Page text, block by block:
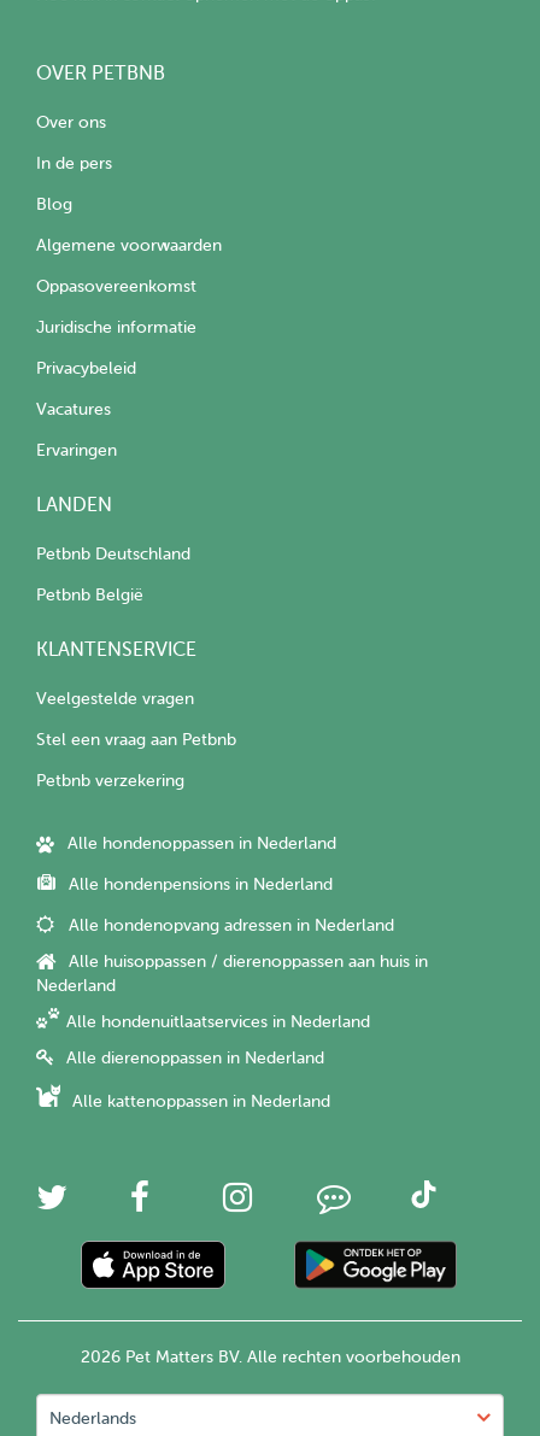
OVER PETBNB
Over ons
In de pers
Blog
Algemene voorwaarden
Oppasovereenkomst
Juridische informatie
Privacybeleid
Vacatures
Ervaringen
LANDEN
Petbnb Deutschland
Petbnb België
KLANTENSERVICE
Veelgestelde vragen
Stel een vraag aan Petbnb
Petbnb verzekering
Alle hondenoppassen in Nederland
Alle hondenpensions in Nederland
Alle hondenopvang adressen in Nederland
Alle huisoppassen / dierenoppassen aan huis in
Nederland
Alle hondenuitlaatservices in Nederland
Alle dierenoppassen in Nederland
Alle kattenoppassen in Nederland
2026 Pet Matters BV. Alle rechten voorbehouden
Nederlands